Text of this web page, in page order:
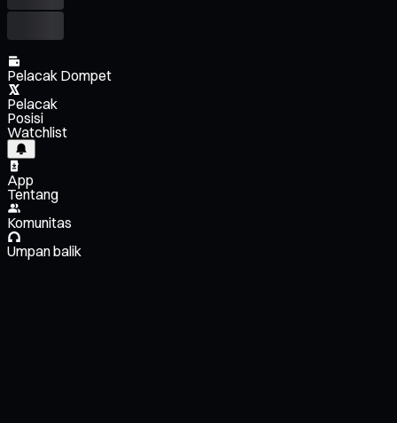
Pelacak Dompet
Pelacak
Posisi
Watchlist
App
Tentang
Komunitas
Umpan balik